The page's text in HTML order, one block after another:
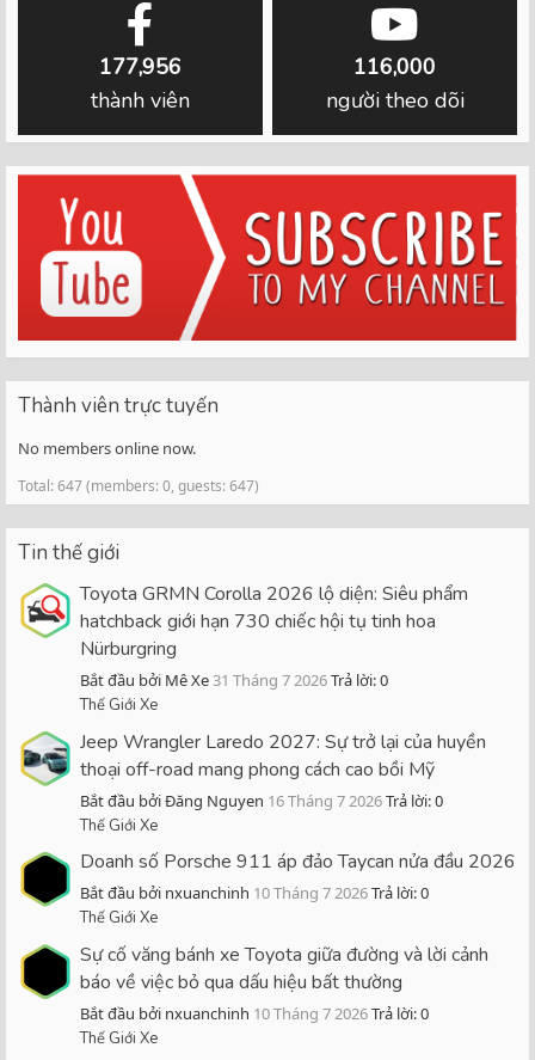
177,956
thành viên
116,000
người theo dõi
Thành viên trực tuyến
No members online now.
Total: 647 (members: 0, guests: 647)
Tin thế giới
Toyota GRMN Corolla 2026 lộ diện: Siêu phẩm
hatchback giới hạn 730 chiếc hội tụ tinh hoa
Nürburgring
Bắt đầu bởi Mê Xe31 Tháng 7 2026Trả lời: 0
Thế Giới Xe
Jeep Wrangler Laredo 2027: Sự trở lại của huyền
thoại off-road mang phong cách cao bồi Mỹ
Bắt đầu bởi Đăng Nguyen 16 Tháng 7 2026Trả lời: 0
Thế Giới Xe
Doanh số Porsche 911 áp đảo Taycan nửa đầu 2026
Bắt đầu bởi nxuanchinh 10 Tháng 7 2026Trả lời: 0
Thế Giới Xe
Sự cố văng bánh xe Toyota giữa đường và lời cảnh
báo về việc bỏ qua dấu hiệu bất thường
Bắt đầu bởi nxuanchinh 10 Tháng 7 2026Trả lời: 0
Thế Giới Xe